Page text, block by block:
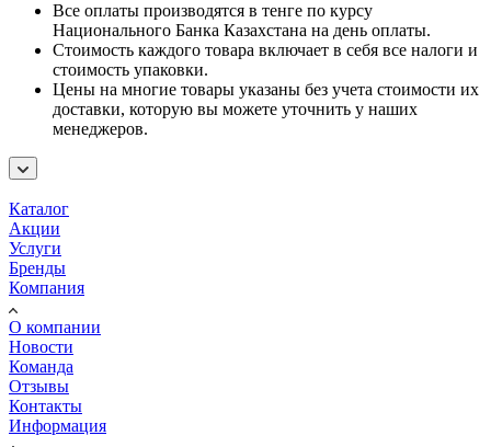
Все оплаты производятся в тенге по курсу
Национального Банка Казахстана на день оплаты.
Стоимость каждого товара включает в себя все налоги и
стоимость упаковки.
Цены на многие товары указаны без учета стоимости их
доставки, которую вы можете уточнить у наших
менеджеров.
Каталог
Акции
Услуги
Бренды
Компания
О компании
Новости
Команда
Отзывы
Контакты
Информация